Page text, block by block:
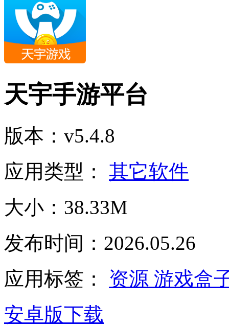
天宇手游平台
版本：v5.4.8
应用类型： 其它软件
大小：38.33M
发布时间：2026.05.26
应用标签： 资源 游戏盒
安卓版下载